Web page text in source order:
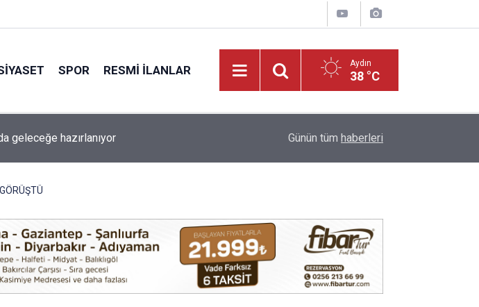
SPOR RESMI İLANLAR Aydın
38 °C
geleceğe hazırlanıyor Aydın’da yeni mahsul kuru incir tezgâhta:
Günün tüm haberleri